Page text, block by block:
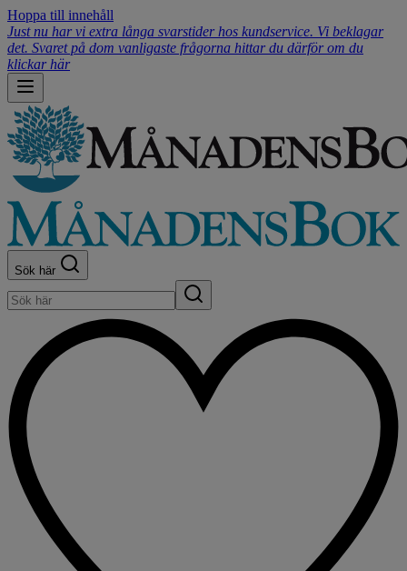
Hoppa till innehåll
Just nu har vi extra långa svarstider hos kundservice. Vi beklagar
det. Svaret på dom vanligaste frågorna hittar du därför om du
klickar här
Sök här